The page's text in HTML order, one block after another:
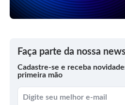
Faça parte da nossa
Cadastre-se e receba
primeira mão